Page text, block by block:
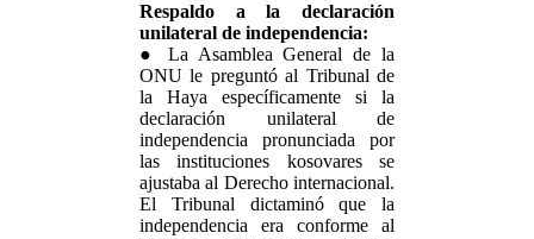
Respaldo a la declaración
unilateral de independencia:
● La Asamblea General de la
ONU le preguntó al Tribunal de
la Haya específicamente si la
declaración unilateral de
independencia pronunciada por
las instituciones kosovares se
ajustaba al Derecho internacional.
El Tribunal dictaminó que la
independencia era conforme al